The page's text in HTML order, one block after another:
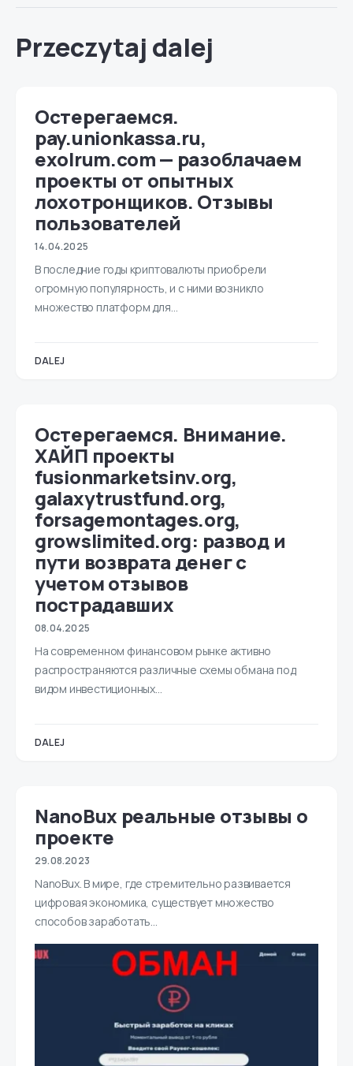
Przeczytaj dalej
Остерегаемся.
pay.unionkassa.ru,
exolrum.com — разоблачаем
проекты от опытных
лохотронщиков. Отзывы
пользователей
14.04.2025
В последние годы криптовалюты приобрели
огромную популярность, и с ними возникло
множество платформ для…
DALEJ
Остерегаемся. Внимание.
ХАЙП проекты
fusionmarketsinv.org,
galaxytrustfund.org,
forsagemontages.org,
growslimited.org: развод и
пути возврата денег с
учетом отзывов
пострадавших
08.04.2025
На современном финансовом рынке активно
распространяются различные схемы обмана под
видом инвестиционных…
DALEJ
NanoBux реальные отзывы о
проекте
29.08.2023
NanoBux. В мире, где стремительно развивается
цифровая экономика, существует множество
способов заработать…